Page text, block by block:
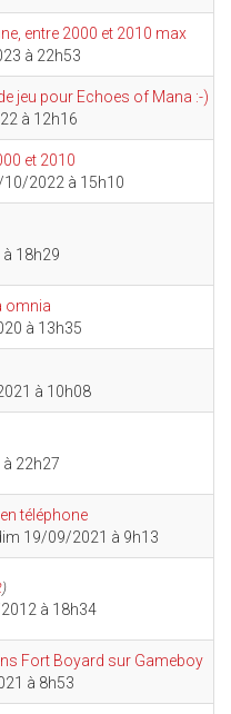
entre 2000 et 2010 max
à 22h53
jeu pour Echoes of Mana :-)
à 12h16
et 2010
10/2022 à 15h10
18h29
omnia
à 13h35
à 10h08
22h27
téléphone
19/09/2021 à 9h13
)
à 18h34
Fort Boyard sur Gameboy
à 8h53